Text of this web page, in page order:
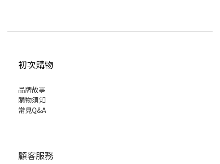
初次購物
品牌故事
購物須知
常見Q&A
顧客服務